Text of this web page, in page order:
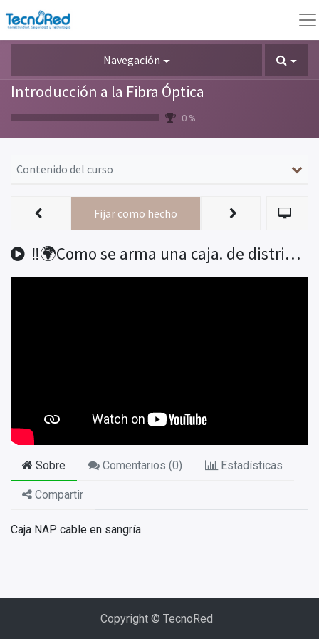
Navegación
Introducción a la Fibra Óptica
0 %
Contenido del curso
‼️🌍Como se arma una caja. de distribución NAP. FTTH. con cable en sangría. (Fibra óptica)‼️🌍
Fijar como hecho
Sobre Comentarios (0) Estadísticas
Compartir
Caja NAP cable en sangría
Copyright © TecnoRed